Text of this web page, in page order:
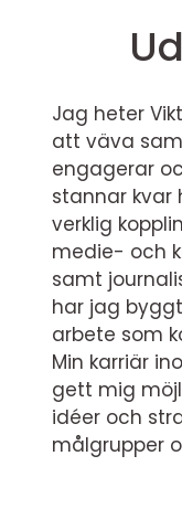
Jag heter
att väva
engagerar
stannar kvar
verklig
medie- och
samt
har jag
arbete som
Min karriär
gett mig
idéer och
målgrupper